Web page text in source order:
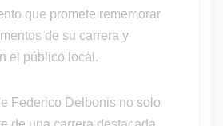
que promete rememorar
de su carrera y
el público local.
Federico Delbonis no solo